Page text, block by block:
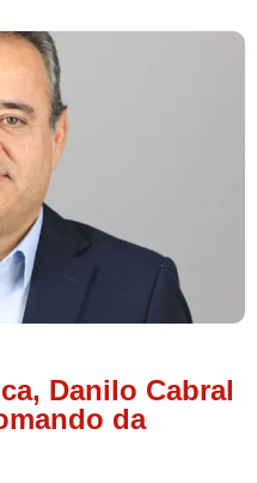
Danilo Cabral
da